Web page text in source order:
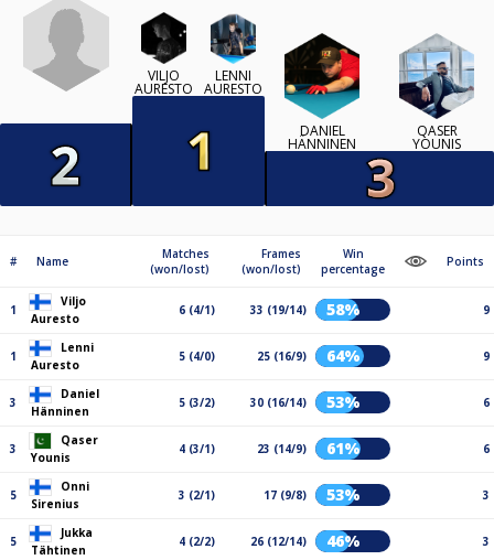
VILJO
AURESTO
LENNI
AURESTO
DANIEL
HÄNNINEN
QASER
YOUNIS
# Name
Matches
(won/lost)
Frames
(won/lost)
Win
percentage
Points
1
Viljo
Auresto
6 (4/1) 33 (19/14) 58% 9
1
Lenni
Auresto
5 (4/0) 25 (16/9) 64% 9
3
Daniel
Hänninen
5 (3/2) 30 (16/14) 53% 6
3
Qaser
Younis
4 (3/1) 23 (14/9) 61% 6
5
Onni
Sirenius
3 (2/1) 17 (9/8) 53% 3
5
Jukka
Tähtinen
4 (2/2) 26 (12/14) 46% 3